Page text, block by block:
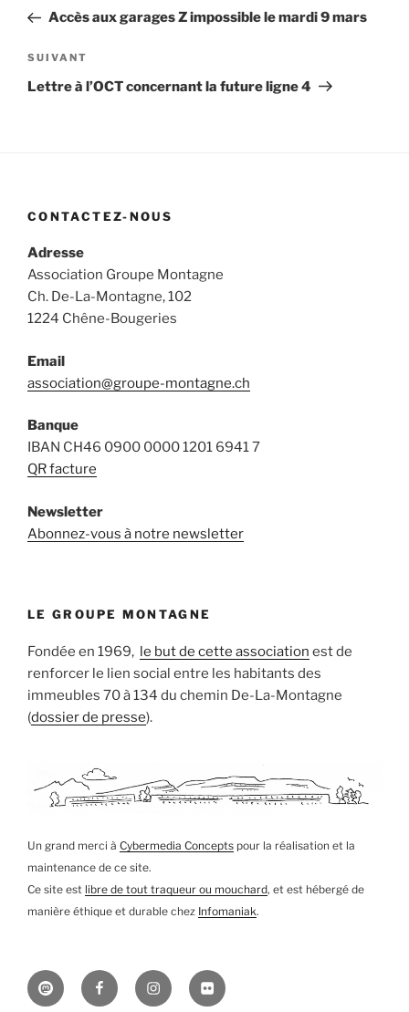
l’article
précédent
Accès aux garages Z impossible le mardi 9 mars
Article
suivant
SUIVANT
Lettre à l’OCT concernant la future ligne 4
CONTACTEZ-NOUS
Adresse
Association Groupe Montagne
Ch. De-La-Montagne, 102
1224 Chêne-Bougeries
Email
association@groupe-montagne.ch
Banque
IBAN CH46 0900 0000 1201 6941 7
QR facture
Newsletter
Abonnez-vous à notre newsletter
LE GROUPE MONTAGNE
Fondée en 1969, le but de cette association est de
renforcer le lien social entre les habitants des
immeubles 70 à 134 du chemin De-La-Montagne
(dossier de presse).
Un grand merci à Cybermedia Concepts pour la réalisation et la
maintenance de ce site.
Ce site est libre de tout traqueur ou mouchard, et est hébergé de
manière éthique et durable chez Infomaniak.
MastodonFacebookInstagramFlickr